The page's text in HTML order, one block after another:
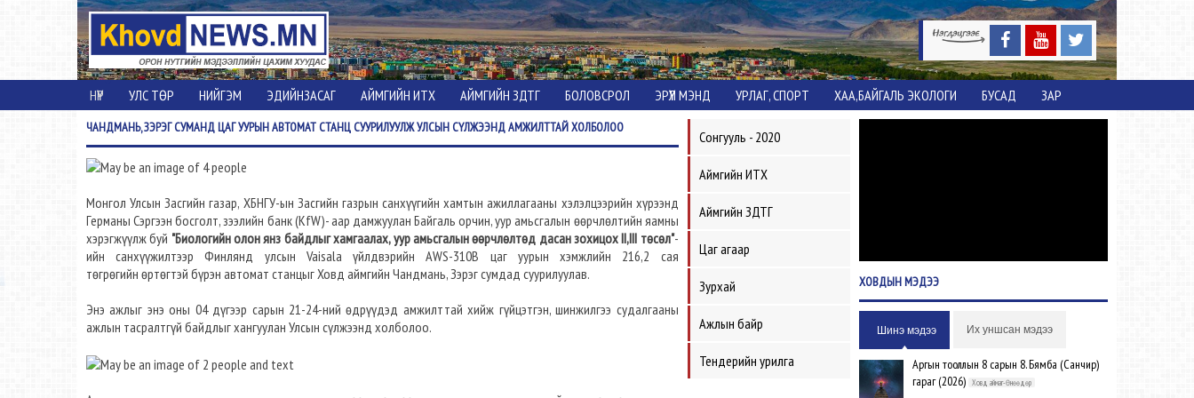
НҮҮР УЛС ТӨР НИЙГЭМ ЭДИЙНЗАСАГ АЙМГИЙН ИТХ АЙМГИЙН ЗДТГ БОЛОВСРОЛ ЭРҮҮЛ МЭНД УРЛАГ, СПОРТ ХАА,БАЙГАЛЬ ЭКОЛОГИ БУСАД ЗАР
ЧАНДМАНЬ,ЗЭРЭГ СУМАНД ЦАГ УУРЫН АВТОМАТ СТАНЦ СУУРИЛУУЛЖ УЛСЫН СҮЛЖЭЭНД АМЖИЛТТАЙ ХОЛБОЛОО
Монгол Улсын Засгийн газар, ХБНГУ-ын Засгийн газрын санхүүгийн хамтын ажиллагааны хэлэлцээрийн хүрээнд
Германы Сэргээн босголт, зээлийн банк (KfW)- aaр дамжуулан Байгаль орчин, уур амьсгалын өөрчлөлтийн яамны
хэрэгжүүлж буй "Биологийн олон янз байдлыг хамгаалах, уур амьсгалын өөрчлөлтөд дасан зохицох II,III төсөл"-
ийн санхүүжилтээр Финлянд улсын Vaisala үйлдвэрийн AWS-310B цаг уурын хэмжлийн 216,2 сая
төгрөгийн өртөгтэй бүрэн автомат станцыг Ховд аймгийн Чандмань, Зэрэг сумдад суурилуулав.
Энэ ажлыг энэ оны 04 дүгээр сарын 21-24-ний өдрүүдэд амжилттай хийж гүйцэтгэн, шинжилгээ судалгааны
ажлын тасралтгүй байдлыг хангуулан Улсын сүлжээнд холболоо.
Сонгууль - 2020
Аймгийн ИТХ
Аймгийн ЗДТГ
Цаг агаар
Зурхай
Ажлын байр
Тендерийн урилга
ХОВДЫНМЭДЭЭ
Шинэ мэдээ Их уншсан мэдээ
Аргын тооллын 8 сарын 8. Бямба (Санчир)
гараг (2026)
Ховд аймаг-Өнөөдөр